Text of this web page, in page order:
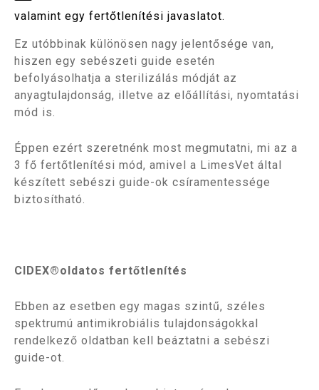
valamint egy fertőtlenítési javaslatot.
Ez utóbbinak különösen nagy jelentősége van,
hiszen egy sebészeti guide esetén
befolyásolhatja a sterilizálás módját az
anyagtulajdonság, illetve az előállítási, nyomtatási
mód is.
Éppen ezért szeretnénk most megmutatni, mi az a
3 fő fertőtlenítési mód, amivel a LimesVet által
készített sebészi guide-ok csíramentessége
biztosítható.
CIDEX®oldatos fertőtlenítés
Ebben az esetben egy magas szintű, széles
spektrumú antimikrobiális tulajdonságokkal
rendelkező oldatban kell beáztatni a sebészi
guide-ot.